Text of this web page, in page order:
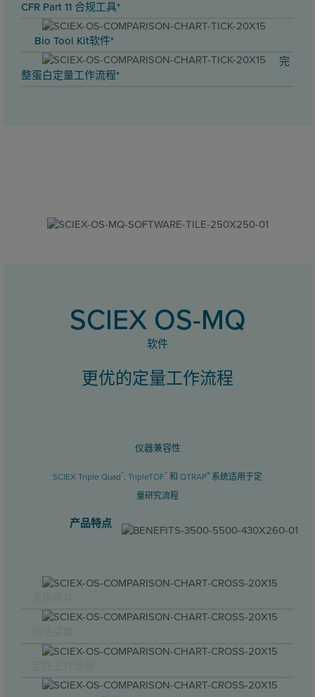
CFR Part 11 合规工具*
Bio Tool Kit软件*
完
整蛋白定量工作流程*
SCIEX OS-MQ
软件
更优的定量工作流程
仪器兼容性
SCIEX Triple Quad™ , TripleTOF™ 和 QTRAP® 系统适用于定
量研究流程
产品特点